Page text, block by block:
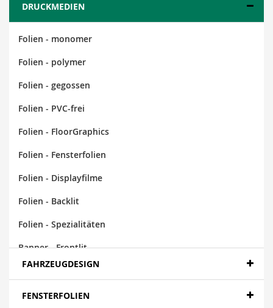
DRUCKMEDIEN
Folien - monomer
Folien - polymer
Folien - gegossen
Folien - PVC-frei
Folien - FloorGraphics
Folien - Fensterfolien
Folien - Displayfilme
Folien - Backlit
Folien - Spezialitäten
Banner - Frontlit
Banner - Backlit
Banner - Blockout
FAHRZEUGDESIGN
FENSTERFOLIEN